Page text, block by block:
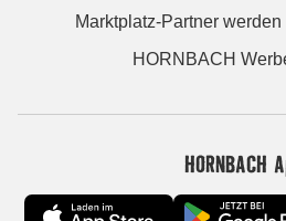
Marktplatz-Partner
HORNBACH
HORNBACH